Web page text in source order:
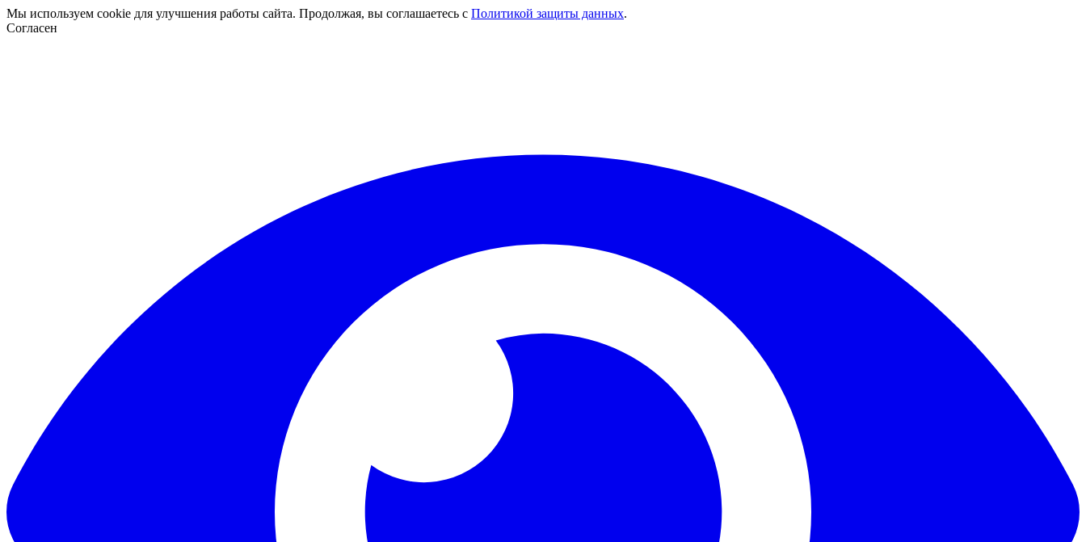
Мы используем cookie для улучшения работы сайта. Продолжая, вы соглашаетесь с Политикой защиты данных.
Согласен